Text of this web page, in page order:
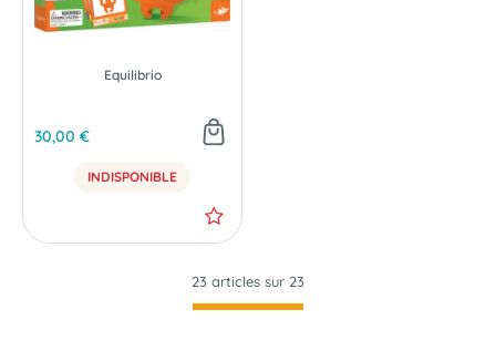
Equilibrio
30,00 €
INDISPONIBLE
23 articles sur 23